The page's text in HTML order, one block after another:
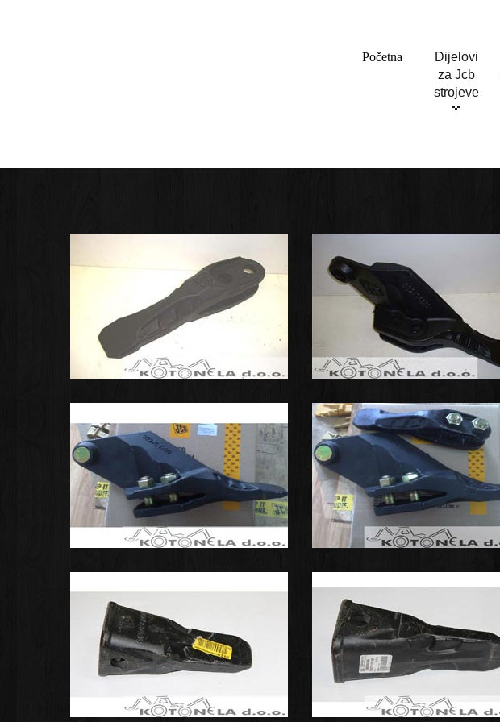
Početna
Dijelovi
za Jcb
strojeve